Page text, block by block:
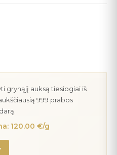
grynąjį auksą tiesiogiai iš
999 prabos
120.00 €/g